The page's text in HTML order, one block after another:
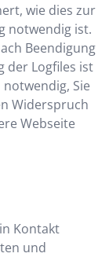
wie dies zur
notwendig ist.
Beendigung
der Logfiles ist
Sie
Widerspruch
Webseite
Kontakt
und